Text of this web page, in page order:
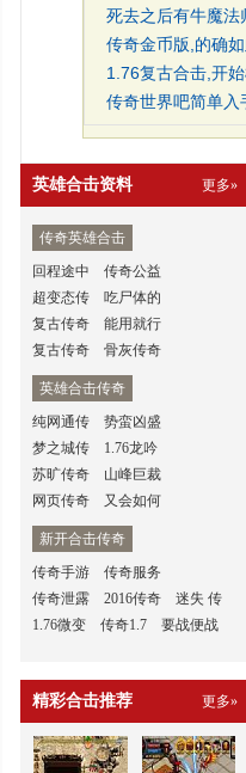
死去之后有牛魔法
传奇金币版,的确
1.76复古合击,开
传奇世界吧简单入
英雄合击资料 更多»
传奇英雄合击
回程途中
传奇公益
超变态传
吃尸体的
复古传奇
能用就行
复古传奇
骨灰传奇
英雄合击传奇
纯网通传
势蛮凶盛
梦之城传
1.76龙吟
苏旷传奇
山峰巨裁
网页传奇
又会如何
新开合击传奇
传奇手游
传奇服务
传奇泄露
2016传奇
迷失 传
1.76微变
传奇1.7 要战便战
精彩合击推荐 更多»